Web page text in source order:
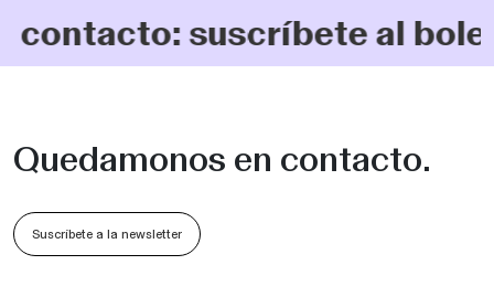
suscríbete al boletín
Quedamonos en contacto.
Suscríbete a la newsletter